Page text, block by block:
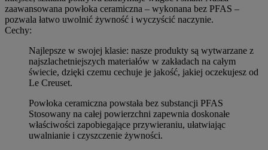
zaawansowana powłoka ceramiczna – wykonana bez PFAS –
pozwala łatwo uwolnić żywność i wyczyścić naczynie.
Cechy:
Najlepsze w swojej klasie: nasze produkty są wytwarzane z
najszlachetniejszych materiałów w zakładach na całym
świecie, dzięki czemu cechuje je jakość, jakiej oczekujesz od
Le Creuset.
Powłoka ceramiczna powstała bez substancji PFAS
Stosowany na całej powierzchni zapewnia doskonałe
właściwości zapobiegające przywieraniu, ułatwiając
uwalnianie i czyszczenie żywności.